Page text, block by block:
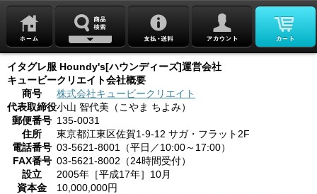
イタグレ服 Houndy's[ハウンディーズ]運営会社
キュービークリエイト会社概要
商号
株式会社キュービークリエイト
代表取締役小山 智代美（こやま ちよみ）
郵便番号 135-0031
住所
東京都江東区佐賀1-9-12 サガ・フラット2F
電話番号 03-5621-8001（平日／10:00～17:00）
FAX番号 03-5621-8002（24時間受付）
設立
2005年［平成17年］10月
資本金
10,000,000円